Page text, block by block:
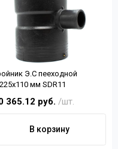
Э.С пееходной
мм SDR11
365.12 руб. /шт.
В корзину